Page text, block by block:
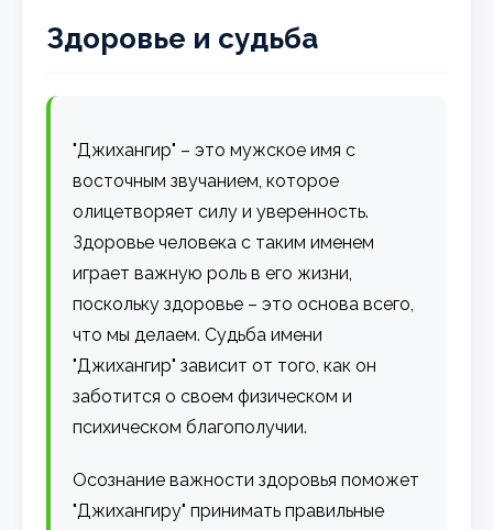
Здоровье и судьба
"Джихангир" – это мужское имя с
восточным звучанием, которое
олицетворяет силу и уверенность.
Здоровье человека с таким именем
играет важную роль в его жизни,
поскольку здоровье – это основа всего,
что мы делаем. Судьба имени
"Джихангир" зависит от того, как он
заботится о своем физическом и
психическом благополучии.
Осознание важности здоровья поможет
"Джихангиру" принимать правильные